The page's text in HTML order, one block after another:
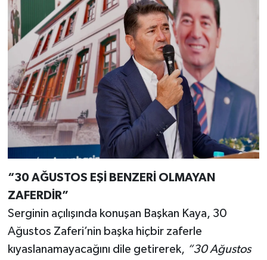
“30 AĞUSTOS EŞİ BENZERİ OLMAYAN
ZAFERDİR”
Serginin açılışında konuşan Başkan Kaya, 30
Ağustos Zaferi’nin başka hiçbir zaferle
kıyaslanamayacağını dile getirerek, “30 Ağustos